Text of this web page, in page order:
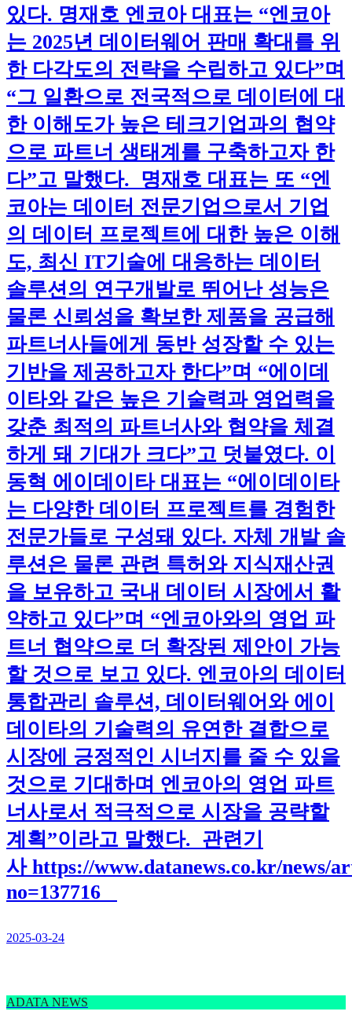
있다. 명재호 엔코아 대표는 “엔코아
는 2025년 데이터웨어 판매 확대를 위
한 다각도의 전략을 수립하고 있다”며
“그 일환으로 전국적으로 데이터에 대
한 이해도가 높은 테크기업과의 협약
으로 파트너 생태계를 구축하고자 한
다”고 말했다. 명재호 대표는 또 “엔
코아는 데이터 전문기업으로서 기업
의 데이터 프로젝트에 대한 높은 이해
도, 최신 IT기술에 대응하는 데이터
솔루션의 연구개발로 뛰어난 성능은
물론 신뢰성을 확보한 제품을 공급해
파트너사들에게 동반 성장할 수 있는
기반을 제공하고자 한다”며 “에이데
이타와 같은 높은 기술력과 영업력을
갖춘 최적의 파트너사와 협약을 체결
하게 돼 기대가 크다”고 덧붙였다. 이
동혁 에이데이타 대표는 “에이데이타
는 다양한 데이터 프로젝트를 경험한
전문가들로 구성돼 있다. 자체 개발 솔
루션은 물론 관련 특허와 지식재산권
을 보유하고 국내 데이터 시장에서 활
약하고 있다”며 “엔코아와의 영업 파
트너 협약으로 더 확장된 제안이 가능
할 것으로 보고 있다. 엔코아의 데이터
통합관리 솔루션, 데이터웨어와 에이
데이타의 기술력의 유연한 결합으로
시장에 긍정적인 시너지를 줄 수 있을
것으로 기대하며 엔코아의 영업 파트
너사로서 적극적으로 시장을 공략할
계획”이라고 말했다. 관련기
사 https://www.datanews.co.kr/news/
no=137716
2025-03-24
ADATA NEWS